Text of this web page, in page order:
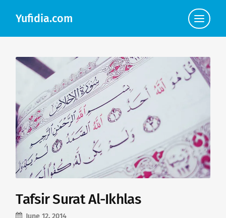
Yufidia.com
Click
to
view
Tafsir Surat Al-Ikhlas
June 12, 2014